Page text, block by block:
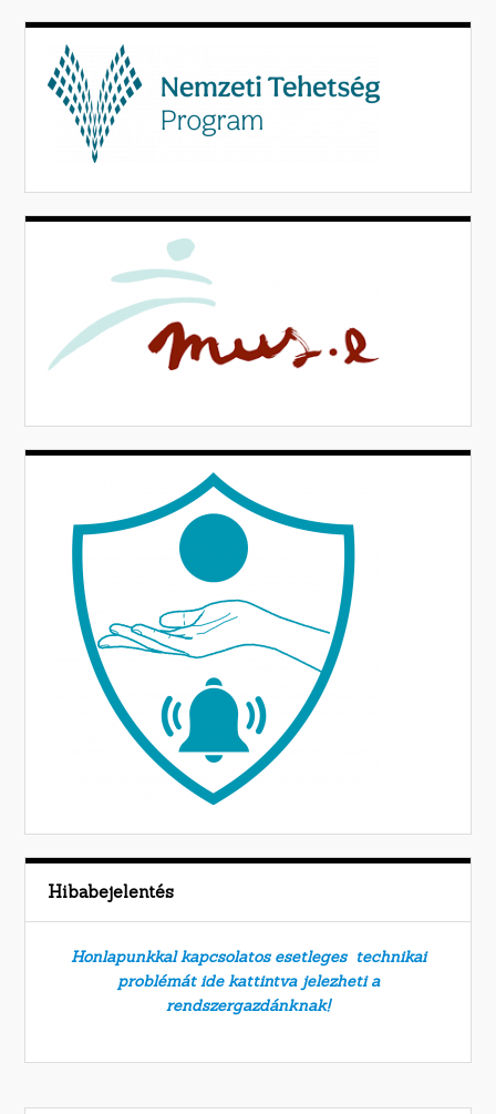
Hibabejelentés
Honlapunkkal kapcsolatos esetleges technikai
problémát ide kattintva jelezheti a
rendszergazdánknak!